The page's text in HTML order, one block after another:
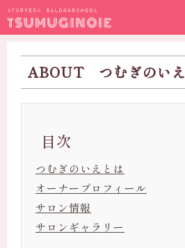
ABOUT つむぎのいえ
つむぎのいえとは
オーナープロフィール
サロン情報
サロンギャラリー